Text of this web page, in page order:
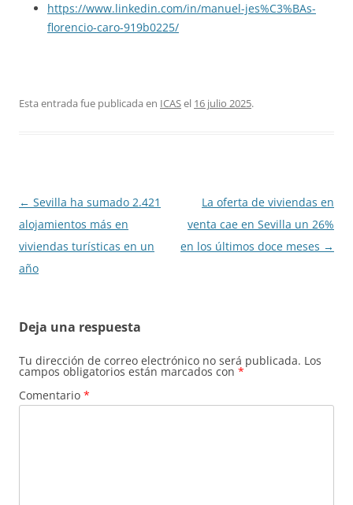
https://www.linkedin.com/in/manuel-jes%C3%BAs-
florencio-caro-919b0225/
Esta entrada fue publicada en ICASel 16 julio 2025.
Navegación
de
entradas
← Sevilla ha sumado 2.421
alojamientos más en
viviendas turísticas en un
año
La oferta de viviendas en
venta cae en Sevilla un 26%
en los últimos doce meses →
Deja una respuesta
Tu dirección de correo electrónico no será publicada. Los
campos obligatorios están marcados con *
Comentario *